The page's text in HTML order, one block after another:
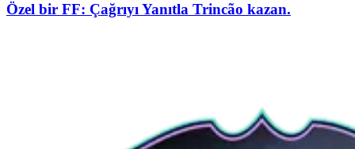
Özel bir FF: Çağrıyı Yanıtla Trincão kazan.